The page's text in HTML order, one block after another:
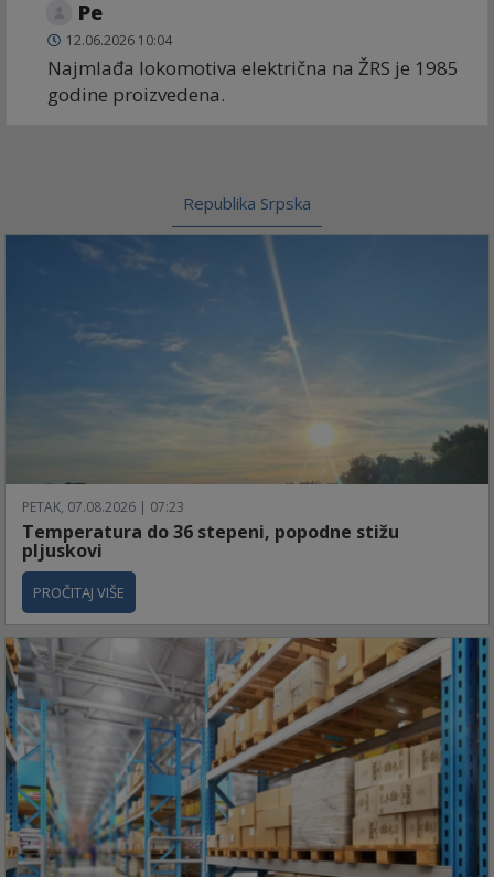
Ре
12.06.2026 10:04
Najmlađa lokomotiva električna na ŽRS je 1985
godine proizvedena.
Republika Srpska
PETAK, 07.08.2026 | 07:23
Temperatura do 36 stepeni, popodne stižu
pljuskovi
PROČITAJ VIŠE